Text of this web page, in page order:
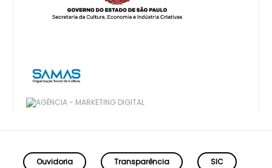
Ouvidoria Transparência SIC